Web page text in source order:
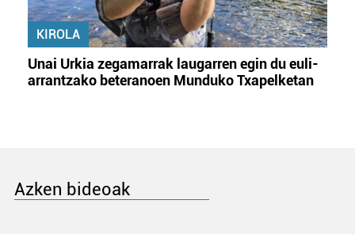
KIROLA
Unai Urkia zegamarrak laugarren egin du euli-
arrantzako beteranoen Munduko Txapelketan
Azken bideoak